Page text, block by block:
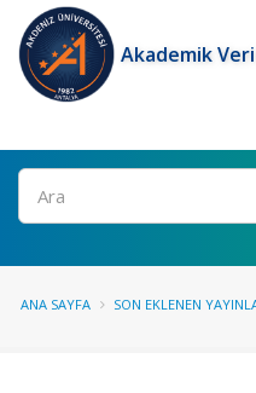
Akademik
Ara
ANA SAYFA SON EKLENEN